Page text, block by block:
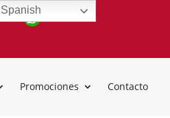
Promociones Contacto
Spanish